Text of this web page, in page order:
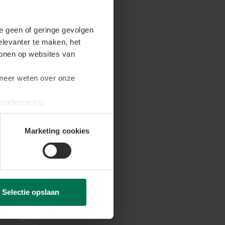
geen of geringe gevolgen
te maken, het
op websites van
weten over onze
Marketing cookies
Selectie opslaan
en